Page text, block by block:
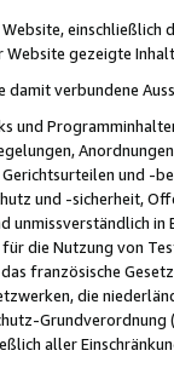
gezeigte
damit verbundene
und
und -
und -sicherheit,
unmissverständlich
die Nutzung von
französische
die
aller